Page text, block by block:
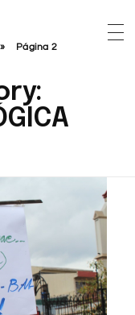
» Página 2